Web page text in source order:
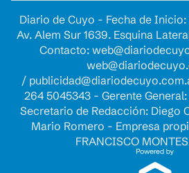
Diario de Cuyo - Fecha de
Av. Alem Sur 1639. Esquina
Contacto:
/
264 5045343 - Gerente
Secretario de Redacción: Diego
Mario Romero - Empresa
FRANCISCO